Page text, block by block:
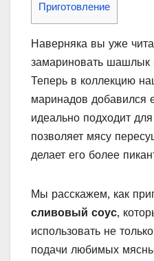
Приготовление
Наверняка вы уже
замариновать
Теперь в коллекцию
маринадов
идеально подходит
позволяет мясу
делает его более
Мы расскажем, как
сливовый соус,
использовать не
подачи любимых